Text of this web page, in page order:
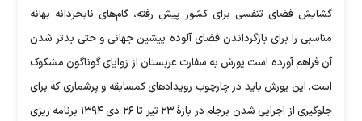
گشایش فضای تنفسی برای کشور پیش رفته، گام‌های نابخردانه بهانه
مناسبی را برای بازگرداندن فضای آلوده پیشین جهانی و حتی بدتر شدن
آن فراهم آورده است یورش به سفارت عربستان از زوایای گوناگون مشکوک
است. این یورش باید در چارچوب رویداد‌های کمسابقه و پرشماری که برای
جلوگیری از اجرایی شدن برجام در بازۀ ۲۳ تیر تا ۲۶ دی ۱۳۹۴ برنامه ریزی